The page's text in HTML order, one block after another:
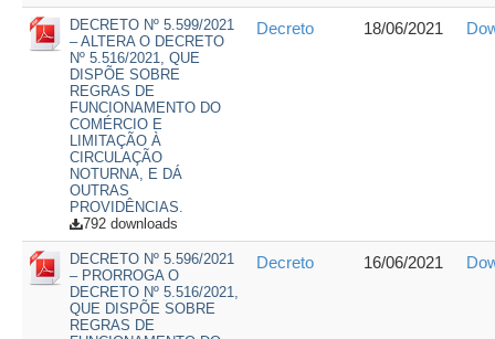
DECRETO Nº 5.599/2021
– ALTERA O DECRETO
Nº 5.516/2021, QUE
DISPÕE SOBRE
REGRAS DE
FUNCIONAMENTO DO
COMÉRCIO E
LIMITAÇÃO À
CIRCULAÇÃO
NOTURNA, E DÁ
OUTRAS
PROVIDÊNCIAS.
792 downloads
Decreto 18/06/2021
DECRETO Nº 5.596/2021
– PRORROGA O
DECRETO Nº 5.516/2021,
QUE DISPÕE SOBRE
REGRAS DE
Decreto 16/06/2021